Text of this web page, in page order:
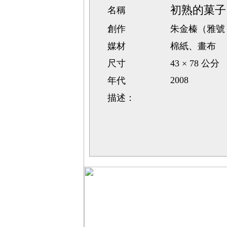
名稱 初熟的菓子
創作
朱金榛（雅
媒材
棉紙、畫布
尺寸
43 × 78 公分
年代
2008
描述：